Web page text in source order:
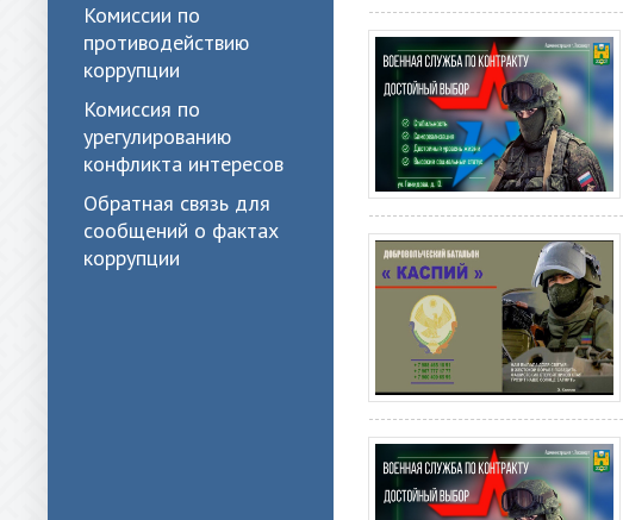
Комиссии по
противодействию
коррупции
Комиссия по
урегулированию
конфликта интересов
Обратная связь для
сообщений о фактах
коррупции